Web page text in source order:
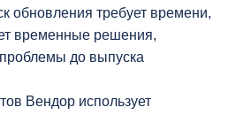
обновления требует времени,
временные решения,
до выпуска
Вендор использует